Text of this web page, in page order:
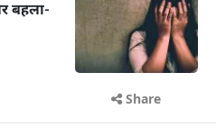
बहला-
Share